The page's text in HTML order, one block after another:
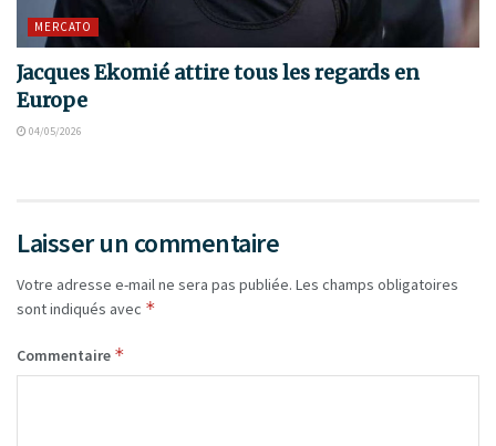
MERCATO
Jacques Ekomié attire tous les regards en
Europe
04/05/2026
Laisser un commentaire
Votre adresse e-mail ne sera pas publiée. Les champs obligatoires
sont indiqués avec *
Commentaire *